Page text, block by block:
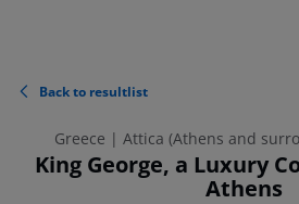
Back to resultlist
Greece | Attica (Athens and
King George, a Luxury
Athens